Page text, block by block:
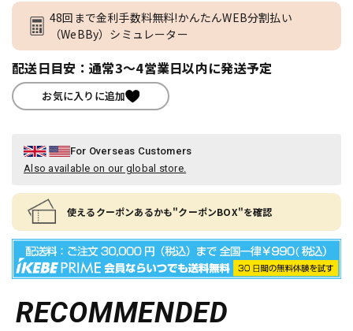
48回まで金利手数料無料!かんたんWEB分割払い
（WeBBy）シミュレーター
配送日目安：通常3～4営業日以内に発送予定
お気に入りに追加
For Overseas Customers
Also available on our global store.
使えるクーポンあるかも"クーポンBOX"を確認
RECOMMENDED